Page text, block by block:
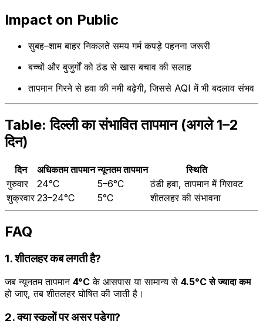
Impact on Public
सुबह–शाम बाहर निकलते समय गर्म कपड़े पहनना जरूरी
बच्चों और बुजुर्गों को ठंड से खास बचाव की सलाह
तापमान गिरने से हवा की नमी बढ़ेगी, जिससे AQI में भी बदलाव संभव
Table: दिल्ली का संभावित तापमान (अगले 1–2
दिन)
दिन अधिकतम तापमान न्यूनतम तापमान
स्थिति
गुरुवार
24°C 5–6°C
ठंडी हवा, तापमान में गिरावट
शुक्रवार 23–24°C 5°C शीतलहर की संभावना
FAQ
1. शीतलहर कब लगती है?
जब न्यूनतम तापमान 4°C के आसपास या सामान्य से 4.5°C से ज्यादा कम
हो जाए, तब शीतलहर घोषित की जाती है।
2. क्या स्कूलों पर असर पड़ेगा?